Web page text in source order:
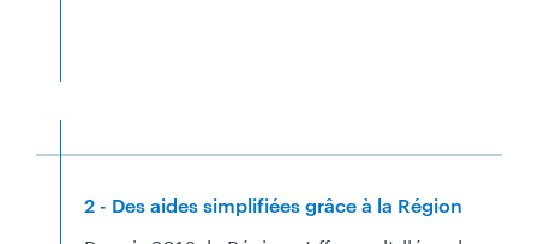
2 - Des aides simplifiées grâce à la Région